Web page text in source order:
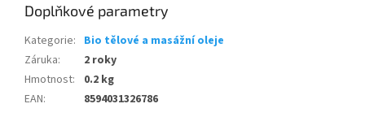
Doplňkové parametry
Kategorie: Bio tělové a masážní oleje
Záruka:
2 roky
Hmotnost:
0.2 kg
EAN: 8594031326786